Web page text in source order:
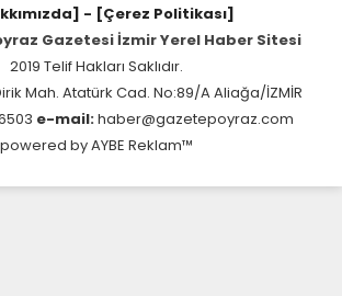
- [Çerez Politikası]
Gazetesi İzmir Yerel Haber Sitesi
2019 Telif Hakları Saklıdır.
Mah. Atatürk Cad. No:89/A Aliağa/İZMİR
e-mail:haber@gazetepoyraz.com
powered byAYBE Reklam™